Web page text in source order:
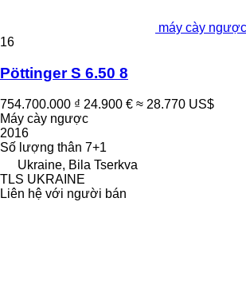
máy cày
16
Pöttinger S 6.50 8
754.700.000 ₫ 24.900 € ≈ 28.770 US$
Máy cày ngược
2016
Số lượng thân 7+1
Ukraine, Bila Tserkva
TLS UKRAINE
Liên hệ với người bán